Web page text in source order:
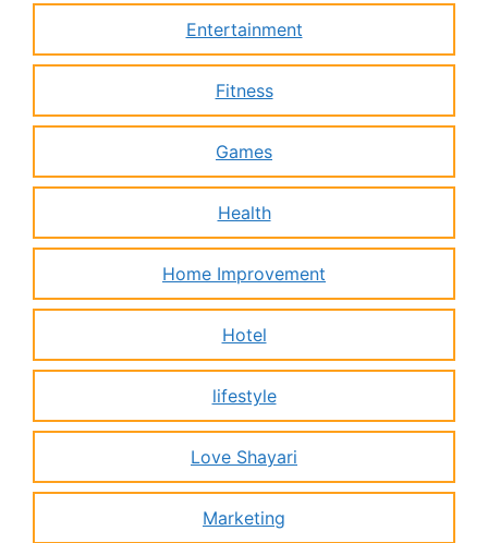
Entertainment
Fitness
Games
Health
Home Improvement
Hotel
lifestyle
Love Shayari
Marketing